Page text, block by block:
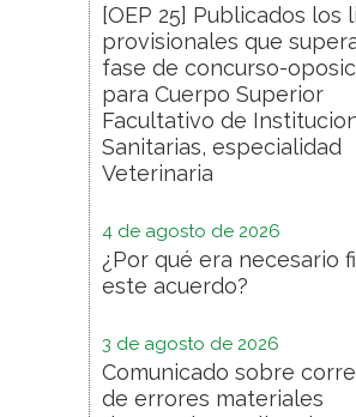
[OEP 25] Publicados los
provisionales que
fase de concurso-
para Cuerpo Superior
Facultativo de
Sanitarias, especialidad
Veterinaria
4 de agosto de 2026
¿Por qué era necesario
este acuerdo?
3 de agosto de 2026
Comunicado sobre
de errores materiales